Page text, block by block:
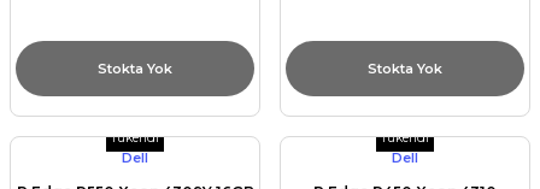
Stokta Yok Stokta Yok
Tükendi
Dell
Tükendi
Dell